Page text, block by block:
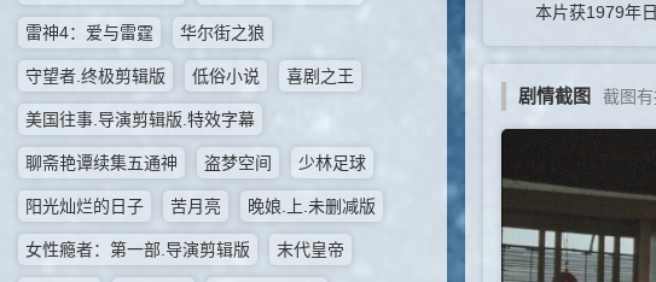
雷神4：爱与雷霆 华尔街之狼
守望者.终极剪辑版 低俗小说 喜剧之王
美国往事.导演剪辑版.特效字幕
聊斋艳谭续集五通神 盗梦空间 少林足球
阳光灿烂的日子 苦月亮 晚娘.上.未删减版
女性瘾者：第一部.导演剪辑版 末代皇帝
本片获1979年日
剧情截图 截图